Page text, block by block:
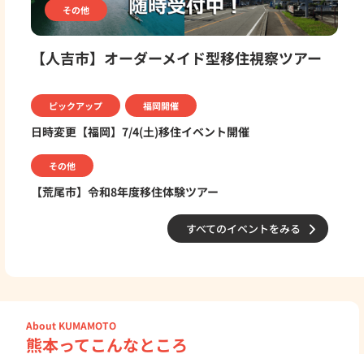
その他
【人吉市】オーダーメイド型移住視察ツアー
ピックアップ 福岡開催
日時変更【福岡】7/4(土)移住イベント開催
その他
【荒尾市】令和8年度移住体験ツアー
すべてのイベントをみる
エリア紹介
熊本ってこんなところ
About KUMAMOTO